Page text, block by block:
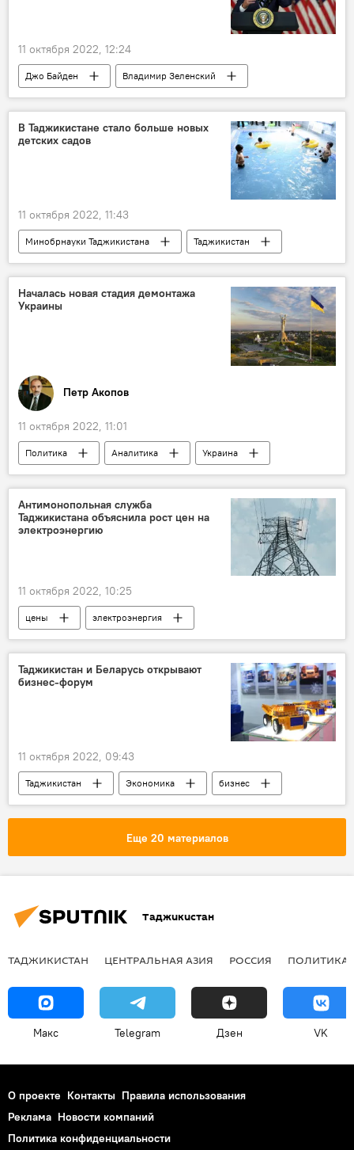
11 октября 2022, 12:24
Джо Байден
Владимир Зеленский
Политика
Общество
Обзор СМИ
США
Украина
Германия
соцсети
В Таджикистане стало больше новых
детских садов
11 октября 2022, 11:43
Минобрнауки Таджикистана
Таджикистан
Образование
Началась новая стадия демонтажа
Украины
Петр Акопов
11 октября 2022, 11:01
Политика Аналитика
Украина
Россия
Колумнисты
Антимонопольная служба
Таджикистана объяснила рост цен на
электроэнергию
11 октября 2022, 10:25
цены
электроэнергия
Таджикистан
Антимонопольная служба Таджикистана
Энергетика
Таджикистан и Беларусь открывают
бизнес-форум
11 октября 2022, 09:43
Таджикистан Экономика
бизнес
Беларусь
сотрудничество экспорт
Еще 20 материалов
Таджикистан
ТАДЖИКИСТАН ЦЕНТРАЛЬНАЯ АЗИЯ РОССИЯ ПОЛИТИКА
Макс Telegram Дзен VK
О проекте Контакты Правила использования
Реклама Новости компаний
Политика конфиденциальности